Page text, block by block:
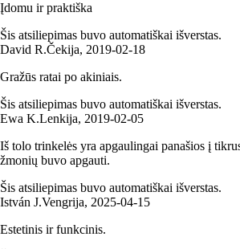
Įdomu ir praktiška
Šis atsiliepimas buvo automatiškai išverstas.
David R.Čekija, 2019‑02‑18
Gražūs ratai po akiniais.
Šis atsiliepimas buvo automatiškai išverstas.
Ewa K.Lenkija, 2019‑02‑05
Iš tolo trinkelės yra apgaulingai panašios į
žmonių buvo apgauti.
Šis atsiliepimas buvo automatiškai išverstas.
István J.Vengrija, 2025‑04‑15
Estetinis ir funkcinis.